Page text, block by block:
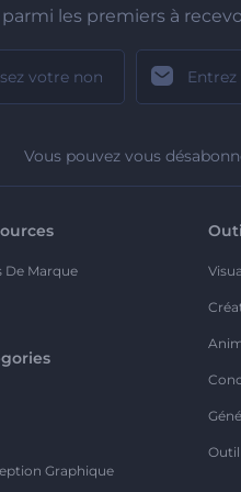
parmi les premiers à
Vous pouvez vous
De Marque
Graphique